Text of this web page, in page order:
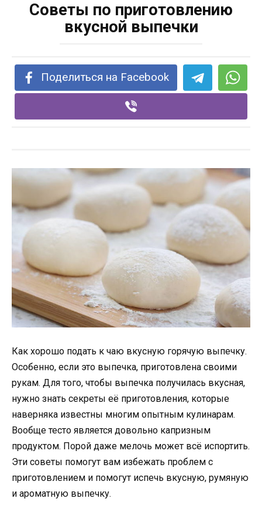
Советы по приготовлению
вкусной выпечки
Поделиться на Facebook
Как хорошо подать к чаю вкусную горячую выпечку.
Особенно, если это выпечка, приготовлена своими
рукам. Для того, чтобы выпечка получилась вкусная,
нужно знать секреты её приготовления, которые
наверняка известны многим опытным кулинарам.
Вообще тесто является довольно капризным
продуктом. Порой даже мелочь может всё испортить.
Эти советы помогут вам избежать проблем с
приготовлением и помогут испечь вкусную, румяную
и ароматную выпечку.